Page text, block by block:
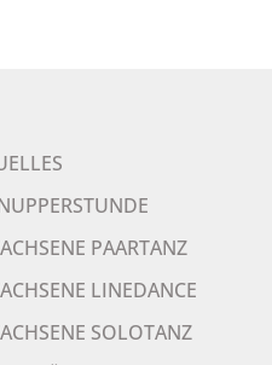
PAARTANZ
LINEDANCE
SOLOTANZ